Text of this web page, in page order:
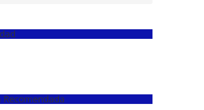
Recomendada